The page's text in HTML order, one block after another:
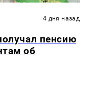
4 дня назад
пенсию
об